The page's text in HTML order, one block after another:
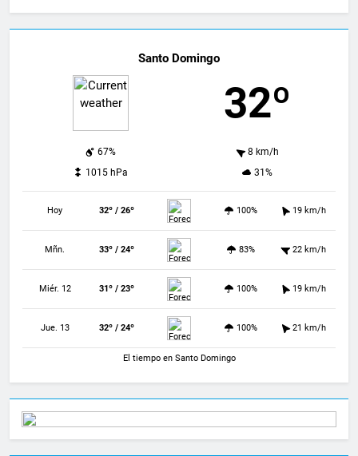
Santo Domingo
32º
67%
8 km/h
1015 hPa
31%
Hoy 32º / 26º 100% 19 km/h
Mñn. 33º / 24º 83% 22 km/h
Miér. 12 31º / 23º 100% 19 km/h
Jue. 13 32º / 24º 100% 21 km/h
El tiempo en Santo Domingo